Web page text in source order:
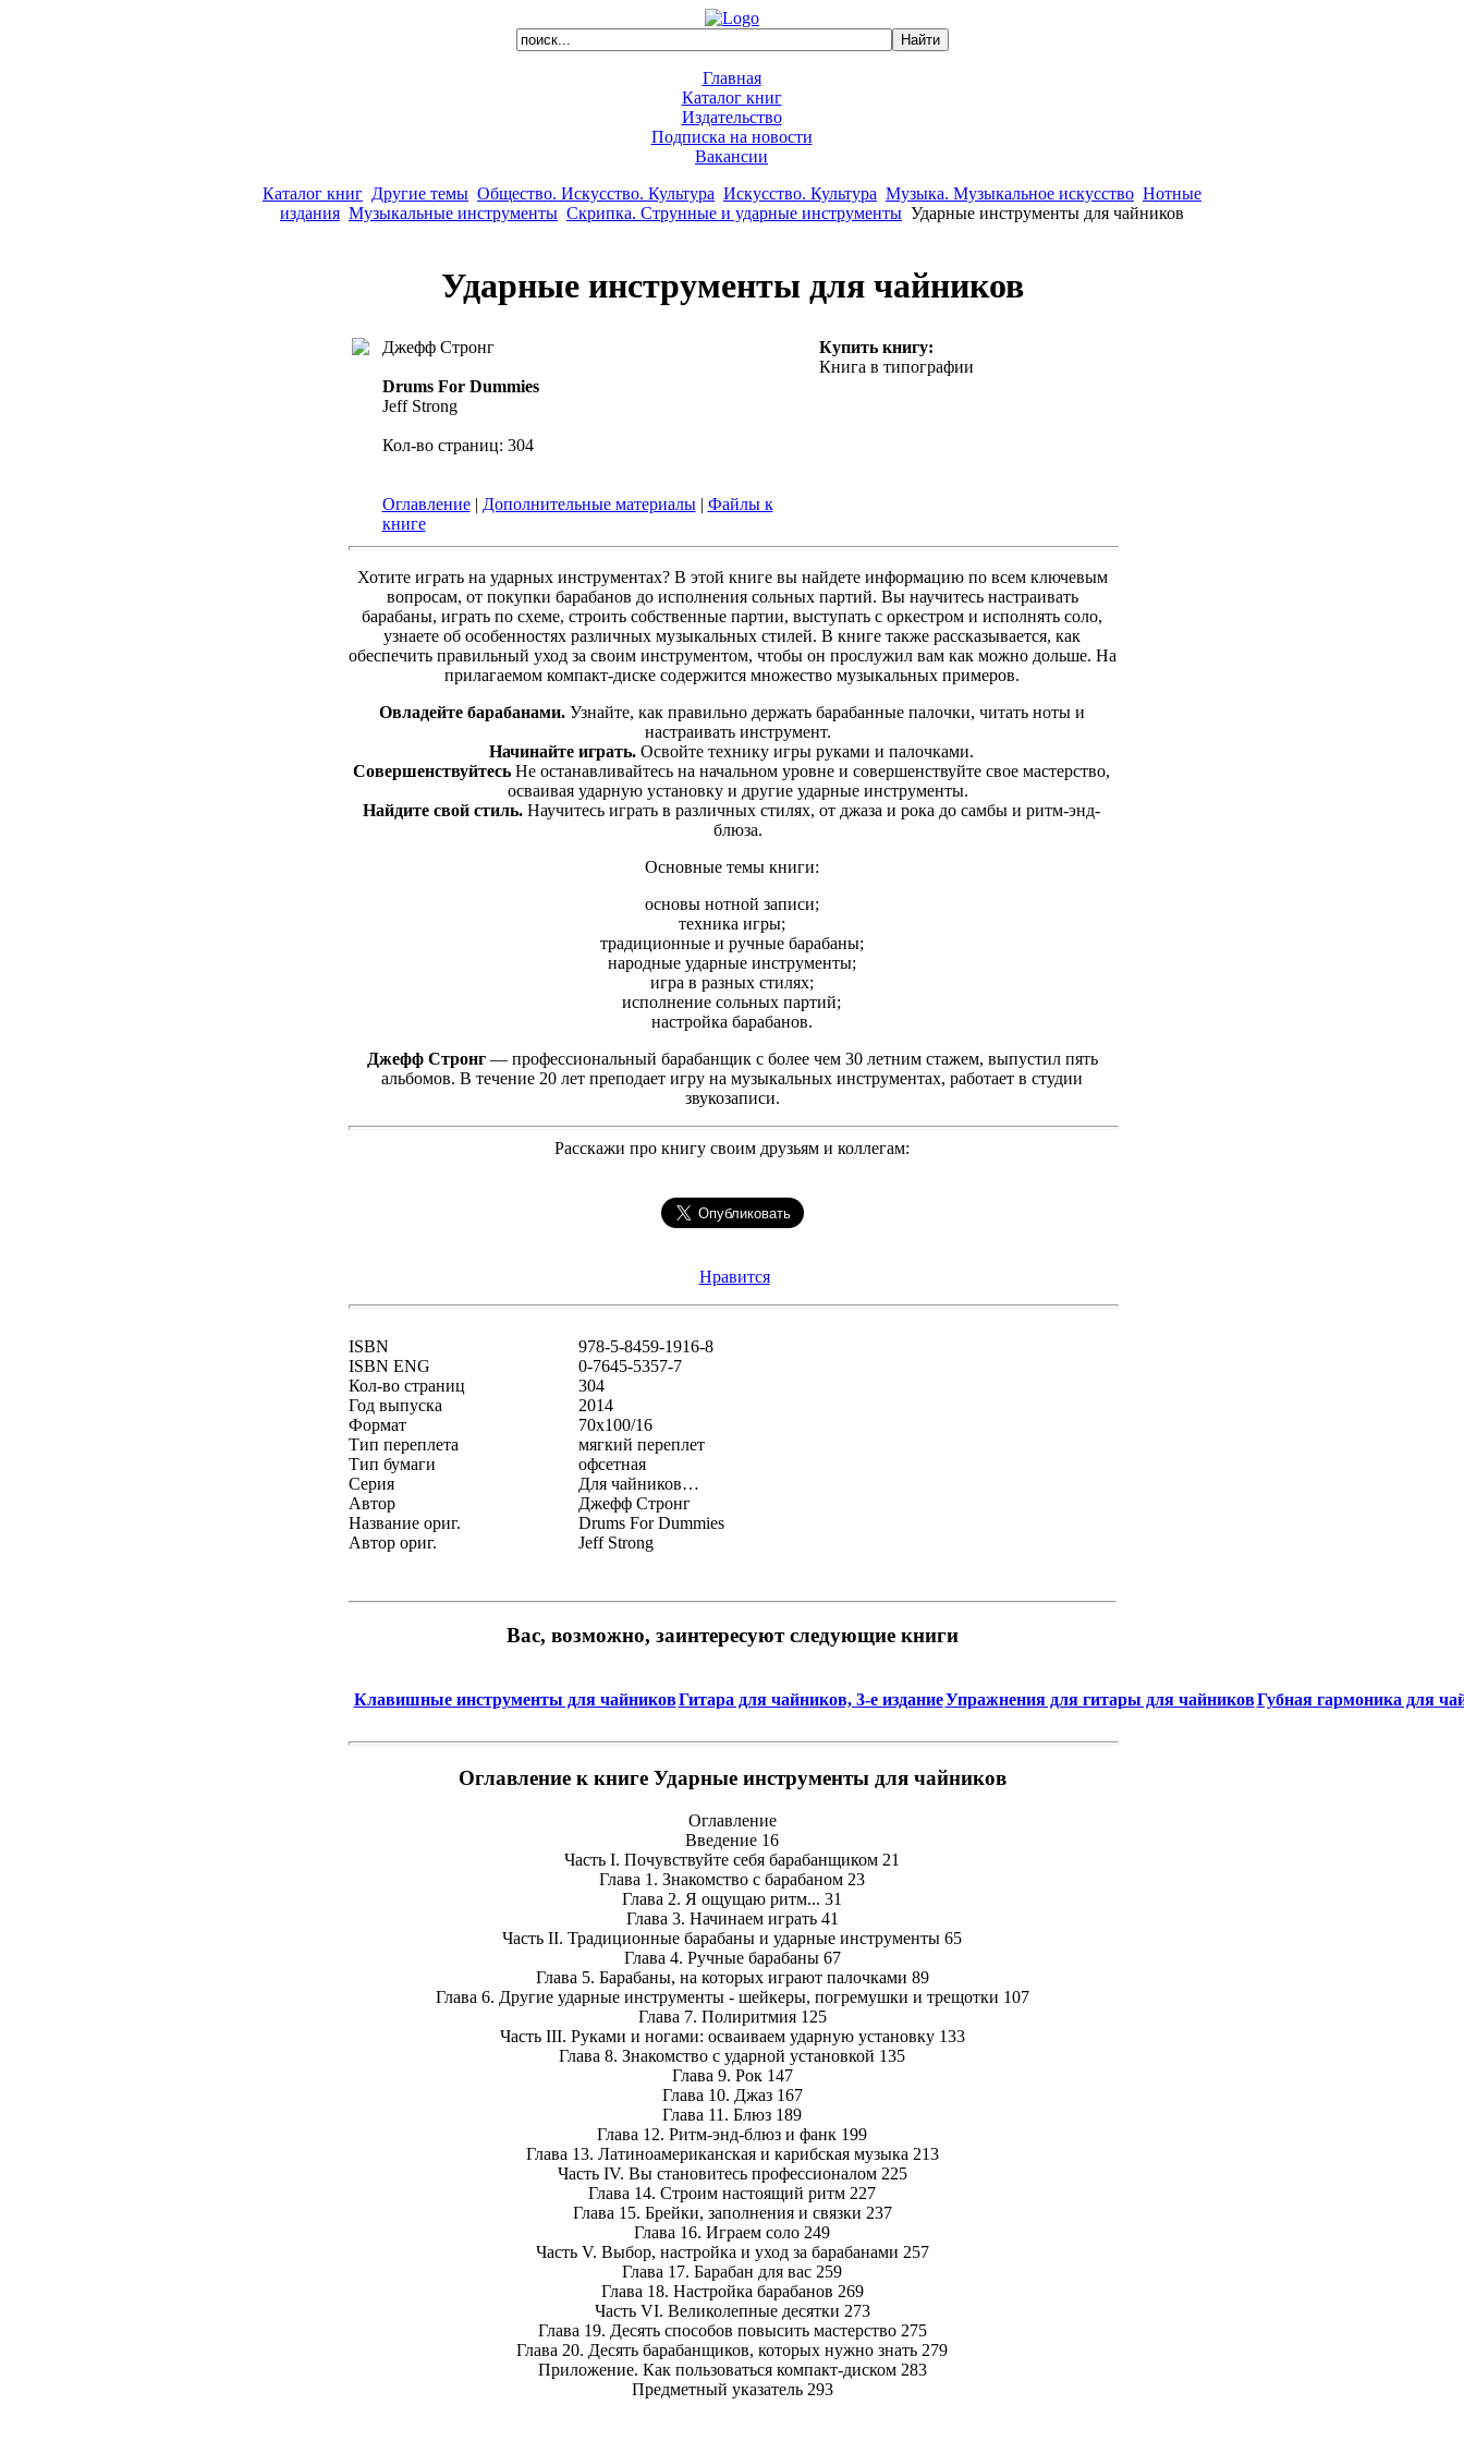
Главная
Каталог книг
Издательство
Подписка на новости
Вакансии
Каталог книг Другие темы Общество. Искусство. Культура Искусство. Культура Музыка. Музыкальное искусство Нотные
издания Музыкальные инструменты Скрипка. Струнные и ударные инструменты Ударные инструменты для чайников
Ударные инструменты для чайников
Джефф Стронг
Drums For Dummies
Jeff Strong
Кол-во страниц: 304
Оглавление| Дополнительные материалы| Файлы к
книге
Купить книгу:
Книга в типографии
Хотите играть на ударных инструментах? В этой книге вы найдете информацию по всем ключевым
вопросам, от покупки барабанов до исполнения сольных партий. Вы научитесь настраивать
барабаны, играть по схеме, строить собственные партии, выступать с оркестром и исполнять соло,
узнаете об особенностях различных музыкальных стилей. В книге также рассказывается, как
обеспечить правильный уход за своим инструментом, чтобы он прослужил вам как можно дольше. На
прилагаемом компакт-диске содержится множество музыкальных примеров.
Овладейте барабанами.Узнайте, как правильно держать барабанные палочки, читать ноты и
настраивать инструмент.
Начинайте играть. Освойте технику игры руками и палочками.
Совершенствуйтесь Не останавливайтесь на начальном уровне и совершенствуйте свое мастерство,
осваивая ударную установку и другие ударные инструменты.
Найдите свой стиль. Научитесь играть в различных стилях, от джаза и рока до самбы и ритм-энд-
блюза.
Основные темы книги:
основы нотной записи;
техника игры;
традиционные и ручные барабаны;
народные ударные инструменты;
игра в разных стилях;
исполнение сольных партий;
настройка барабанов.
Джефф Стронг— профессиональный барабанщик с более чем 30 летним стажем, выпустил пять
альбомов. В течение 20 лет преподает игру на музыкальных инструментах, работает в студии
звукозаписи.
Расскажи про книгу своим друзьям и коллегам:
Нравится
ISBN
978-5-8459-1916-8
ISBN ENG
0-7645-5357-7
Кол-во страниц
304
Год выпуска
2014
Формат
70x100/16
Тип переплета
мягкий переплет
Тип бумаги
офсетная
Серия
Для чайников…
Автор
Джефф Стронг
Название ориг.
Drums For Dummies
Автор ориг.
Jeff Strong
Вас, возможно, заинтересуют следующие книги
Клавишные инструменты для чайниковГитара для чайников, 3-е изданиеУпражнения для гитары для чайниковГубная гармоника для
Оглавление к книге Ударные инструменты для чайников
Оглавление
Введение 16
Часть I. Почувствуйте себя барабанщиком 21
Глава 1. Знакомство с барабаном 23
Глава 2. Я ощущаю ритм... 31
Глава 3. Начинаем играть 41
Часть II. Традиционные барабаны и ударные инструменты 65
Глава 4. Ручные барабаны 67
Глава 5. Барабаны, на которых играют палочками 89
Глава 6. Другие ударные инструменты - шейкеры, погремушки и трещотки 107
Глава 7. Полиритмия 125
Часть III. Руками и ногами: осваиваем ударную установку 133
Глава 8. Знакомство с ударной установкой 135
Глава 9. Рок 147
Глава 10. Джаз 167
Глава 11. Блюз 189
Глава 12. Ритм-энд-блюз и фанк 199
Глава 13. Латиноамериканская и карибская музыка 213
Часть IV. Вы становитесь профессионалом 225
Глава 14. Строим настоящий ритм 227
Глава 15. Брейки, заполнения и связки 237
Глава 16. Играем соло 249
Часть V. Выбор, настройка и уход за барабанами 257
Глава 17. Барабан для вас 259
Глава 18. Настройка барабанов 269
Часть VI. Великолепные десятки 273
Глава 19. Десять способов повысить мастерство 275
Глава 20. Десять барабанщиков, которых нужно знать 279
Приложение. Как пользоваться компакт-диском 283
Предметный указатель 293